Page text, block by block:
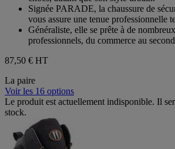
Signée PARADE, la chaussure de
vous assure une tenue professionnelle
Généraliste, elle se prête à de
professionnels, du commerce au
87,50 € HT
La paire
Voir les 16 options
Le produit est actuellement indisponible. Il
stock.